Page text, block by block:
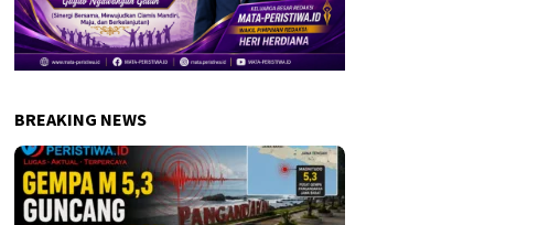
BREAKING NEWS